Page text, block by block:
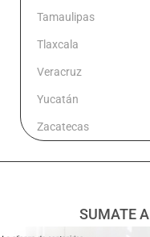
Tamaulipas
Tlaxcala
Veracruz
Yucatán
Zacatecas
SUMATE A